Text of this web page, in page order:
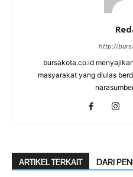
http://
bursakota.co.id
masyarakat yang diulas
ARTIKEL TERKAIT DARI